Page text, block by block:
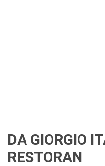
DA GIORGIO
RESTORAN